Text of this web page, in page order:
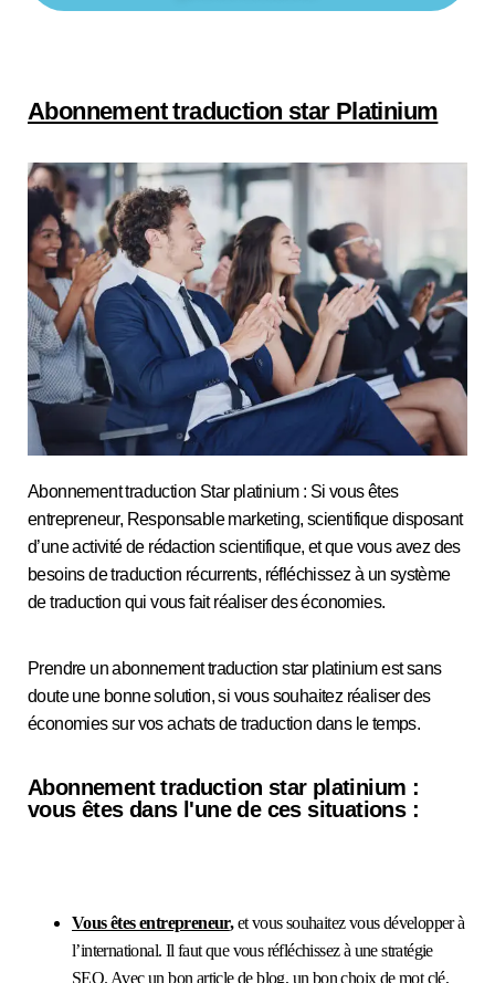
Abonnement traduction star Platinium
Abonnement traduction Star platinium : Si vous êtes
entrepreneur, Responsable marketing, scientifique disposant
d’une activité de rédaction scientifique, et que vous avez des
besoins de traduction récurrents, réfléchissez à un système
de traduction qui vous fait réaliser des économies.
Prendre un abonnement traduction star platinium est sans
doute une bonne solution, si vous souhaitez réaliser des
économies sur vos achats de traduction dans le temps.
Abonnement traduction star platinium :
vous êtes dans l'une de ces situations :
Vous êtesentrepreneur,et vous souhaitez vous développer à
l’international. Il faut que vous réfléchissez à une stratégie
SEO. Avec un bon article de blog, un bon choix de mot clé,